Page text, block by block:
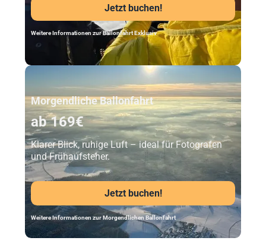
Jetzt buchen!
Weitere Informationen zur Ballonfahrt Exklusiv
Morgendliche Ballonfahrt
ab 169€
Klarer Blick, ruhige Luft – ideal für Fotografen
und Frühaufsteher.
Jetzt buchen!
Weitere Informationen zur Morgendlichen Ballonfahrt